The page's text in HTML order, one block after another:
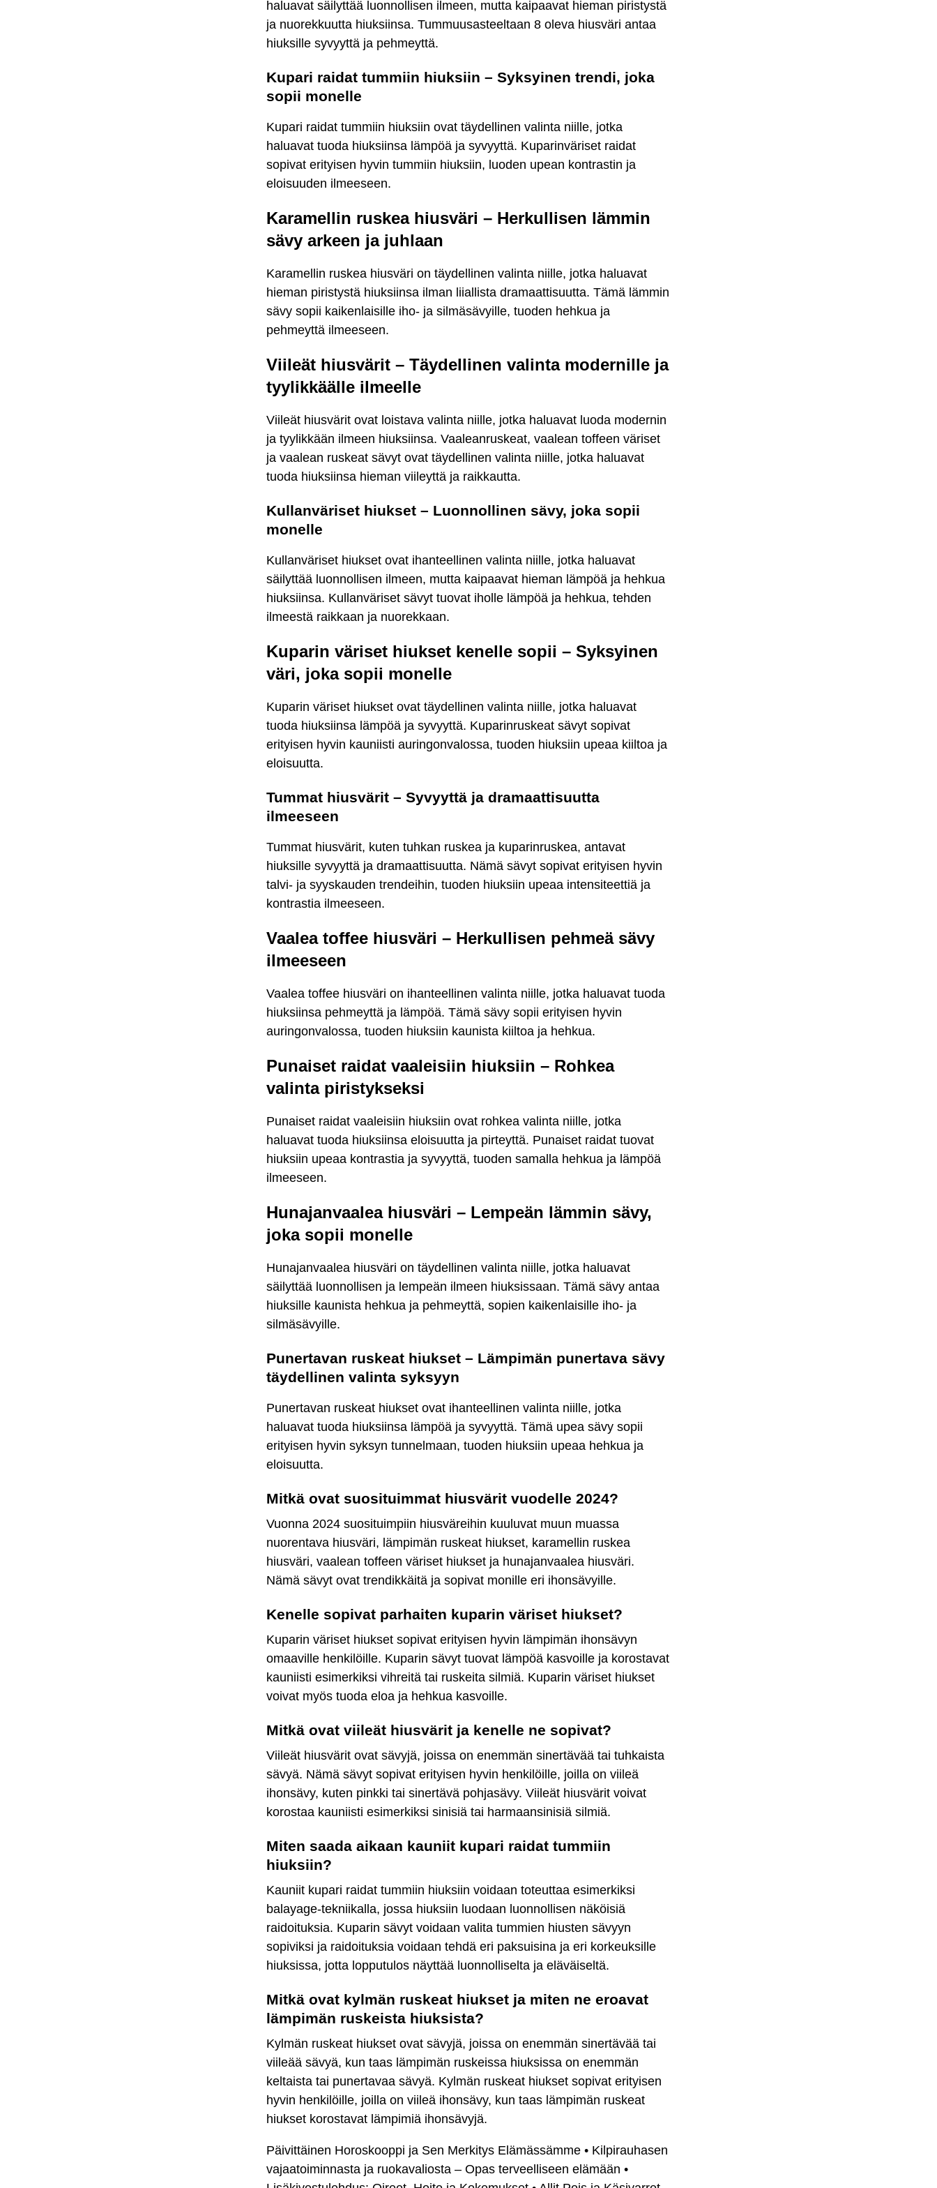
haluavat säilyttää luonnollisen ilmeen, mutta kaipaavat hieman piristystä
ja nuorekkuutta hiuksiinsa. Tummuusasteeltaan 8 oleva hiusväri antaa
hiuksille syvyyttä ja pehmeyttä.
Kupari raidat tummiin hiuksiin – Syksyinen trendi, joka
sopii monelle
Kupari raidat tummiin hiuksiin ovat täydellinen valinta niille, jotka
haluavat tuoda hiuksiinsa lämpöä ja syvyyttä. Kuparinväriset raidat
sopivat erityisen hyvin tummiin hiuksiin, luoden upean kontrastin ja
eloisuuden ilmeeseen.
Karamellin ruskea hiusväri – Herkullisen lämmin
sävy arkeen ja juhlaan
Karamellin ruskea hiusväri on täydellinen valinta niille, jotka haluavat
hieman piristystä hiuksiinsa ilman liiallista dramaattisuutta. Tämä lämmin
sävy sopii kaikenlaisille iho- ja silmäsävyille, tuoden hehkua ja
pehmeyttä ilmeeseen.
Viileät hiusvärit – Täydellinen valinta modernille ja
tyylikkäälle ilmeelle
Viileät hiusvärit ovat loistava valinta niille, jotka haluavat luoda modernin
ja tyylikkään ilmeen hiuksiinsa. Vaaleanruskeat, vaalean toffeen väriset
ja vaalean ruskeat sävyt ovat täydellinen valinta niille, jotka haluavat
tuoda hiuksiinsa hieman viileyttä ja raikkautta.
Kullanväriset hiukset – Luonnollinen sävy, joka sopii
monelle
Kullanväriset hiukset ovat ihanteellinen valinta niille, jotka haluavat
säilyttää luonnollisen ilmeen, mutta kaipaavat hieman lämpöä ja hehkua
hiuksiinsa. Kullanväriset sävyt tuovat iholle lämpöä ja hehkua, tehden
ilmeestä raikkaan ja nuorekkaan.
Kuparin väriset hiukset kenelle sopii – Syksyinen
väri, joka sopii monelle
Kuparin väriset hiukset ovat täydellinen valinta niille, jotka haluavat
tuoda hiuksiinsa lämpöä ja syvyyttä. Kuparinruskeat sävyt sopivat
erityisen hyvin kauniisti auringonvalossa, tuoden hiuksiin upeaa kiiltoa ja
eloisuutta.
Tummat hiusvärit – Syvyyttä ja dramaattisuutta
ilmeeseen
Tummat hiusvärit, kuten tuhkan ruskea ja kuparinruskea, antavat
hiuksille syvyyttä ja dramaattisuutta. Nämä sävyt sopivat erityisen hyvin
talvi- ja syyskauden trendeihin, tuoden hiuksiin upeaa intensiteettiä ja
kontrastia ilmeeseen.
Vaalea toffee hiusväri – Herkullisen pehmeä sävy
ilmeeseen
Vaalea toffee hiusväri on ihanteellinen valinta niille, jotka haluavat tuoda
hiuksiinsa pehmeyttä ja lämpöä. Tämä sävy sopii erityisen hyvin
auringonvalossa, tuoden hiuksiin kaunista kiiltoa ja hehkua.
Punaiset raidat vaaleisiin hiuksiin – Rohkea
valinta piristykseksi
Punaiset raidat vaaleisiin hiuksiin ovat rohkea valinta niille, jotka
haluavat tuoda hiuksiinsa eloisuutta ja pirteyttä. Punaiset raidat tuovat
hiuksiin upeaa kontrastia ja syvyyttä, tuoden samalla hehkua ja lämpöä
ilmeeseen.
Hunajanvaalea hiusväri – Lempeän lämmin sävy,
joka sopii monelle
Hunajanvaalea hiusväri on täydellinen valinta niille, jotka haluavat
säilyttää luonnollisen ja lempeän ilmeen hiuksissaan. Tämä sävy antaa
hiuksille kaunista hehkua ja pehmeyttä, sopien kaikenlaisille iho- ja
silmäsävyille.
Punertavan ruskeat hiukset – Lämpimän punertava sävy
täydellinen valinta syksyyn
Punertavan ruskeat hiukset ovat ihanteellinen valinta niille, jotka
haluavat tuoda hiuksiinsa lämpöä ja syvyyttä. Tämä upea sävy sopii
erityisen hyvin syksyn tunnelmaan, tuoden hiuksiin upeaa hehkua ja
eloisuutta.
Mitkä ovat suosituimmat hiusvärit vuodelle 2024?
Vuonna 2024 suosituimpiin hiusväreihin kuuluvat muun muassa
nuorentava hiusväri, lämpimän ruskeat hiukset, karamellin ruskea
hiusväri, vaalean toffeen väriset hiukset ja hunajanvaalea hiusväri.
Nämä sävyt ovat trendikkäitä ja sopivat monille eri ihonsävyille.
Kenelle sopivat parhaiten kuparin väriset hiukset?
Kuparin väriset hiukset sopivat erityisen hyvin lämpimän ihonsävyn
omaaville henkilöille. Kuparin sävyt tuovat lämpöä kasvoille ja korostavat
kauniisti esimerkiksi vihreitä tai ruskeita silmiä. Kuparin väriset hiukset
voivat myös tuoda eloa ja hehkua kasvoille.
Mitkä ovat viileät hiusvärit ja kenelle ne sopivat?
Viileät hiusvärit ovat sävyjä, joissa on enemmän sinertävää tai tuhkaista
sävyä. Nämä sävyt sopivat erityisen hyvin henkilöille, joilla on viileä
ihonsävy, kuten pinkki tai sinertävä pohjasävy. Viileät hiusvärit voivat
korostaa kauniisti esimerkiksi sinisiä tai harmaansinisiä silmiä.
Miten saada aikaan kauniit kupari raidat tummiin
hiuksiin?
Kauniit kupari raidat tummiin hiuksiin voidaan toteuttaa esimerkiksi
balayage-tekniikalla, jossa hiuksiin luodaan luonnollisen näköisiä
raidoituksia. Kuparin sävyt voidaan valita tummien hiusten sävyyn
sopiviksi ja raidoituksia voidaan tehdä eri paksuisina ja eri korkeuksille
hiuksissa, jotta lopputulos näyttää luonnolliselta ja eläväiseltä.
Mitkä ovat kylmän ruskeat hiukset ja miten ne eroavat
lämpimän ruskeista hiuksista?
Kylmän ruskeat hiukset ovat sävyjä, joissa on enemmän sinertävää tai
viileää sävyä, kun taas lämpimän ruskeissa hiuksissa on enemmän
keltaista tai punertavaa sävyä. Kylmän ruskeat hiukset sopivat erityisen
hyvin henkilöille, joilla on viileä ihonsävy, kun taas lämpimän ruskeat
hiukset korostavat lämpimiä ihonsävyjä.
Päivittäinen Horoskooppi ja Sen Merkitys Elämässämme • Kilpirauhasen
vajaatoiminnasta ja ruokavaliosta – Opas terveelliseen elämään •